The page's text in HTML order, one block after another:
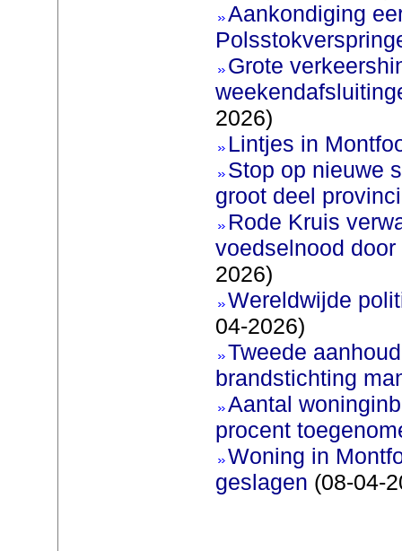
Aankondiging
Grote
2026)
Lintjes in
Stop op nieuwe
groot deel
Rode Kruis
voedselnood
2026)
Wereldwijde
04-2026)
Tweede
brandstichting
Aantal
procent
Woning in
geslagen (08-04-